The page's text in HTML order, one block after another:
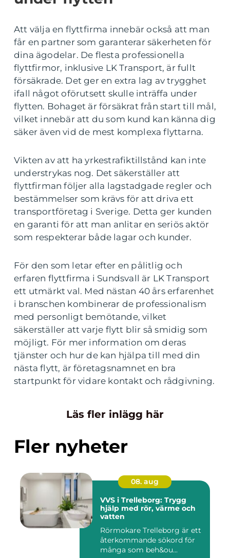
Att välja en flyttfirma innebär också att man
får en partner som garanterar säkerheten för
dina ägodelar. De flesta professionella
flyttfirmor, inklusive LK Transport, är fullt
försäkrade. Det ger en extra lag av trygghet
ifall något oförutsett skulle inträffa under
flytten. Bohaget är försäkrat från start till mål,
vilket innebär att du som kund kan känna dig
säker även vid de mest komplexa flyttarna.
Vikten av att ha yrkestrafiktillstånd kan inte
understrykas nog. Det säkerställer att
flyttfirman följer alla lagstadgade regler och
bestämmelser som krävs för att driva ett
transportföretag i Sverige. Detta ger kunden
en garanti för att man anlitar en seriös aktör
som respekterar både lagar och kunder.
För den som letar efter en pålitlig och
erfaren flyttfirma i Sundsvall är LK Transport
ett utmärkt val. Med nästan 40 års erfarenhet
i branschen kombinerar de professionalism
med personligt bemötande, vilket
säkerställer att varje flytt blir så smidig som
möjligt. För mer information om deras
tjänster och hur de kan hjälpa till med din
nästa flytt, är företagsnamnet en bra
startpunkt för vidare kontakt och rådgivning.
Läs fler inlägg här
Fler nyheter
08. aug
VVS i Trelleborg: Trygg
hjälp med rör, värme och
vatten
Rörmokare Trelleborg är ett
återkommande sökord för
många som beh&ou...